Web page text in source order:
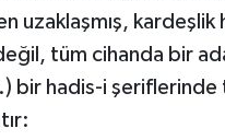
uzaklaşmış, kardeşlik
tüm cihanda bir
bir hadis-i